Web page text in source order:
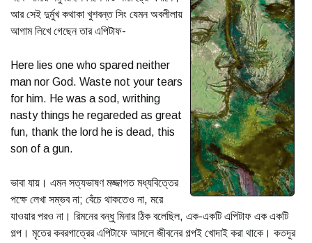
আর সেই দুর্মুখ কথাকা খুশবন্ত সিং যেমন অবলীলায়
আগাম লিখে গেছেন তার এপিটাফ-
Here lies one who spared neither
man nor God. Waste not your tears
for him. He was a sod, writhing
nasty things he regareded as great
fun, thank the lord he is dead, this
son of a gun.
ভাবা যায়। এমন সত্যভাষণ মজ্জাগত মধ্যবিত্তের
পক্ষে লেখা সম্ভব না; বেঁচে থাকতেও না, মরে
যাওয়ার পরও না। রিমনের বন্ধু মিনার ঠিক বলেছিল, এক-একটি এপিটাফ এক একটি
গল্প। মৃতের কবরগাত্রের এপিটাফে আসলে জীবনের গল্পই খোদাই করা থাকে। কতদূর